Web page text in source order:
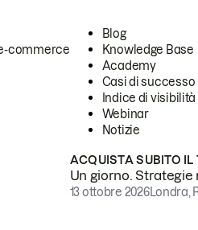
commerce
Blog
Knowledge Base
Academy
Casi di successo
Indice di visibilità
Webinar
Notizie
ACQUISTA SUBITO IL
Un giorno.
13 ottobre 2026Londra,